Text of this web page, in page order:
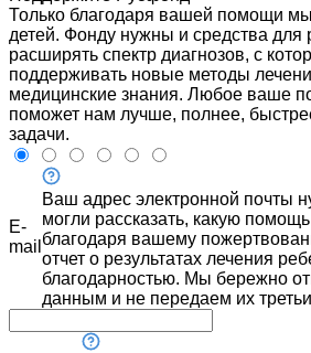
Только благодаря вашей помощи
детей. Фонду нужны и средства для
расширять спектр диагнозов, с
поддерживать новые методы
медицинские знания. Любое ваше
поможет нам лучше, полнее,
задачи.
E-
mail
Ваш адрес электронной почты
могли рассказать, какую
благодаря вашему
отчет о результатах лечения
благодарностью. Мы бережно
данным и не передаем их